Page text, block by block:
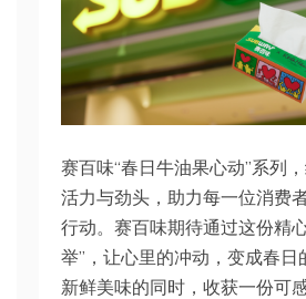
赛百味“春日牛油果心动”系列
活力与劲头，助力每一位消费
行动。赛百味期待通过这份精
举”，让心里的冲动，变成春日
新鲜美味的同时，收获一份可